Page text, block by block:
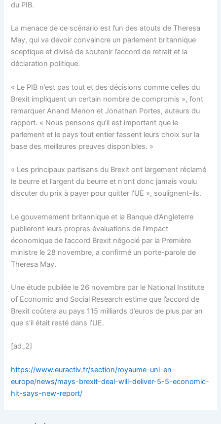
du PIB.
La menace de ce scénario est l’un des atouts de Theresa
May, qui va devoir convaincre un parlement britannique
sceptique et divisé de soutenir l’accord de retrait et la
déclaration politique.
« Le PIB n’est pas tout et des décisions comme celles du
Brexit impliquent un certain nombre de compromis », font
remarquer Anand Menon et Jonathan Portes, auteurs du
rapport. « Nous pensons qu’il est important que le
parlement et le pays tout entier fassent leurs choix sur la
base des meilleures preuves disponibles. »
« Les principaux partisans du Brexit ont largement réclamé
le beurre et l’argent du beurre et n’ont donc jamais voulu
discuter du prix à payer pour quitter l’UE », soulignent-ils.
Le gouvernement britannique et la Banque d’Angleterre
publieront leurs propres évaluations de l’impact
économique de l’accord Brexit négocié par la Première
ministre le 28 novembre, a confirmé un porte-parole de
Theresa May.
Une étude publiée le 26 novembre par le National Institute
of Economic and Social Research estime que l’accord de
Brexit coûtera au pays 115 milliards d’euros de plus par an
que s’il était resté dans l’UE.
[ad_2]
https://www.euractiv.fr/section/royaume-uni-en-
europe/news/mays-brexit-deal-will-deliver-5-5-economic-
hit-says-new-report/